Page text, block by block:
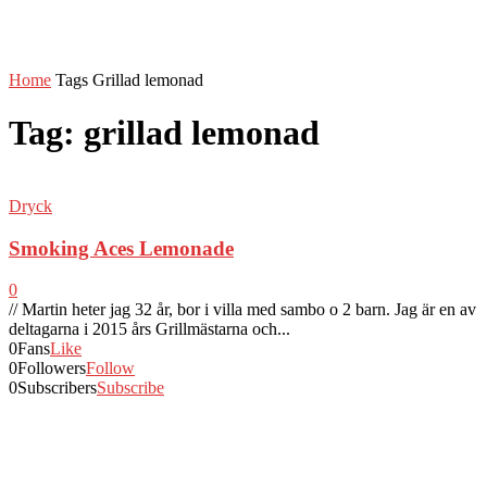
Home Tags Grillad lemonad
Tag: grillad lemonad
Dryck
Smoking Aces Lemonade
0
// Martin heter jag 32 år, bor i villa med sambo o 2 barn. Jag är en av
deltagarna i 2015 års Grillmästarna och...
0FansLike
0FollowersFollow
0SubscribersSubscribe